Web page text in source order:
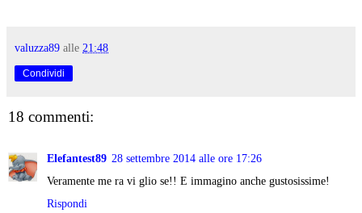
valuzza89 alle 21:48
Condividi
18 commenti:
Elefantest89 28 settembre 2014 alle ore 17:26
Veramente me ra vi glio se!! E immagino anche gustosissime!
Rispondi